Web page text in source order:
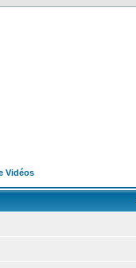
Vidéos